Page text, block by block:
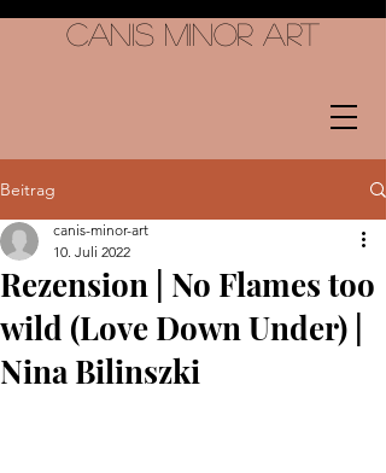
Canis Minor Art
Beitrag
Rezension | No Flames too
wild (Love Down Under) |
Nina Bilinszki
canis-minor-art
10. Juli 2022